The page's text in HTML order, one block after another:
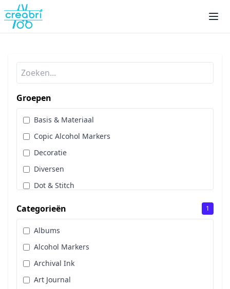
Groepen
Basis & Materiaal
Copic Alcohol Markers
Decoratie
Diversen
Dot & Stitch
Sale
Stans, Embos & Stencils
Stempels
Workshoppakket
Pan Pastel
Categorieën 1
Albums
Alcohol Markers
Archival Ink
Art Journal